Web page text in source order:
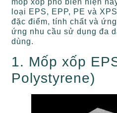
mốp xốp phổ biến hiện
loại EPS, EPP, PE và
đặc điểm, tính chất và
ứng nhu cầu sử dụng đa
dùng.
1. Mốp xốp
Polystyrene)